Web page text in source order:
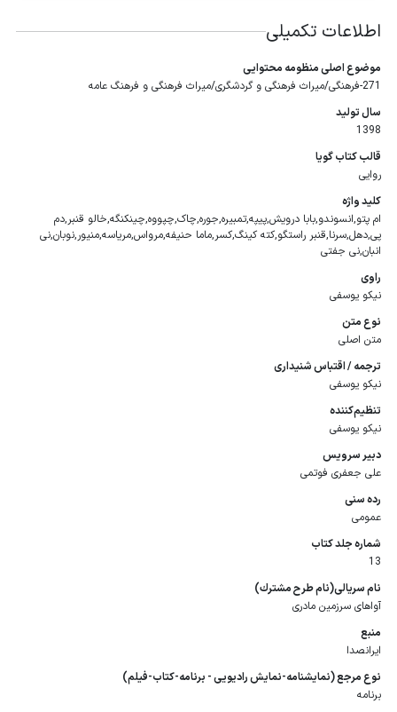
اطلاعات تکمیلی
موضوع اصلی منظومه محتوایی
271-فرهنگی/میراث فرهنگی و گردشگری/میراث فرهنگی و فرهنگ عامه
سال تولید
1398
قالب كتاب گویا
روایی
كلید واژه
ام پتو,انسوندو,بابا درویش,پیپه,تمبیره,جوره,چاک,چپووه,چینکنگه,خالو قنبر,دم
پی,دهل,سرنا,قنبر راستگو,کته کینگ,کسر,ماما حنیفه,مرواس,مریاسه,منیور,نوبان,نی
انبان,نی جفتی
راوی
نیکو یوسفی
نوع متن
متن اصلی
ترجمه / اقتباس شنیداری
نیکو یوسفی
تنظیم‌کننده
نیکو یوسفی
دبیر سرویس
علی جعفری فوتمی
رده سنی
عمومی
شماره جلد كتاب
13
نام سریالی(نام طرح مشترك)
آواهای سرزمین مادری
منبع
ایرانصدا
نوع مرجع (نمایشنامه-نمایش رادیویی - برنامه-كتاب-فیلم)
برنامه